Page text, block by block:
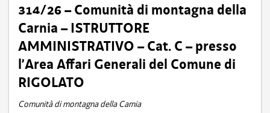
314/26 – Comunità di montagna della
Carnia – ISTRUTTORE
AMMINISTRATIVO – Cat. C – presso
l’Area Affari Generali del Comune di
RIGOLATO
Comunità di montagna della Carnia